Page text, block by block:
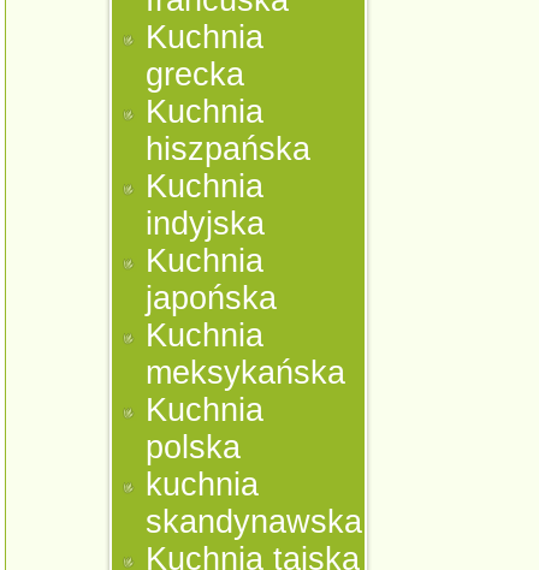
Kuchnia
grecka
Kuchnia
hiszpańska
Kuchnia
indyjska
Kuchnia
japońska
Kuchnia
meksykańska
Kuchnia
polska
kuchnia
skandynawska
Kuchnia tajska